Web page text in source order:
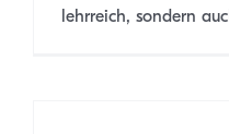
lehrreich, sondern